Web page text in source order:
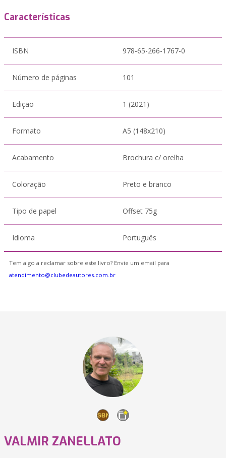
Características
ISBN 978-65-266-1767-0
Número de páginas 101
Edição 1 (2021)
Formato A5 (148x210)
Acabamento Brochura c/ orelha
Coloração Preto e branco
Tipo de papel Offset 75g
Idioma Português
Tem algo a reclamar sobre este livro? Envie um email para
atendimento@clubedeautores.com.br
VALMIR ZANELLATO